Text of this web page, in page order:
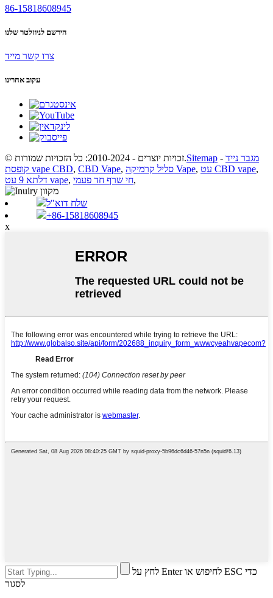
86-15818608945
הירשם לניוזלטר שלנו
צרו קשר מייד
עקוב אחרינו
© זכויות יוצרים - 2010-2024: כל הזכויות שמורות.Sitemap - מגבר נייד
קופסת vape CBD, CBD Vape, סליל קרמיקה Vape, עט CBD vape,
דלתא 9 עט vape, חי שרף חד פעמי,
שלח דוא"ל
+86-15818608945
x
לחץ על Enter לחיפוש או ESC כדי
לסגור